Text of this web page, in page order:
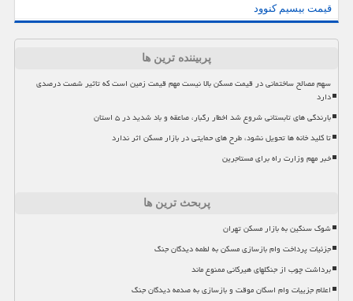
قیمت بیسیم کنوود
پربیننده ترین ها
سهم مصالح ساختمانی در قیمت مسکن بالا نیست مهم قیمت زمین است که تاثیر شصت درصدی
دارد
بارندگی های تابستانی شروع شد اخطار رگبار، صاعقه و باد شدید در ۵ استان
تا کلید خانه ها تحویل نشود، طرح های حمایتی در بازار مسکن اثر ندارد
خبر مهم وزارت راه برای مستاجرین
پربحث ترین ها
شوک سنگین به بازار مسکن تهران
جزئیات پرداخت وام بازسازی مسکن به لطمه دیدگان جنگ
برداشت چوب از جنگلهای هیرکانی ممنوع ماند
اعلام جزییات وام اسکان موقت و بازسازی به صدمه دیدگان جنگ